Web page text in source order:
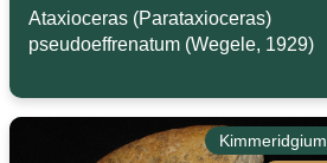
Ataxioceras (Parataxioceras)
pseudoeffrenatum (Wegele, 1929)
Kimmeridgium